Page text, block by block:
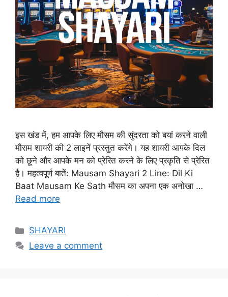
इस खंड में, हम आपके लिए मौसम की सुंदरता को बयां करने वाली
मौसम शायरी की 2 लाइनें प्रस्तुत करेंगे। यह शायरी आपके दिल
को छूने और आपके मन को प्रेरित करने के लिए प्रकृति से प्रेरित
है। महत्वपूर्ण बातें: Mausam Shayari 2 Line: Dil Ki
Baat Mausam Ke Sath मौसम का अपना एक अनोखा …
Read more
Categories
SHAYARI
Leave a comment